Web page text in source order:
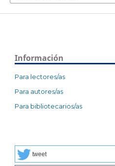
Información
Para lectores/as
Para autores/as
Para bibliotecarios/as
tweet